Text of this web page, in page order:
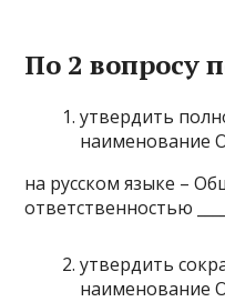
По 2 вопросу
утвердить
наименование
на русском языке –
ответственностью
утвердить
наименование